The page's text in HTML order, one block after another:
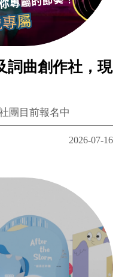
詞曲創作社，現
團目前報名中
2026-07-16